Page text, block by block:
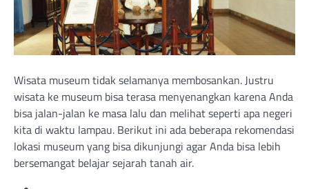
Wisata museum tidak selamanya membosankan. Justru
wisata ke museum bisa terasa menyenangkan karena Anda
bisa jalan-jalan ke masa lalu dan melihat seperti apa negeri
kita di waktu lampau. Berikut ini ada beberapa rekomendasi
lokasi museum yang bisa dikunjungi agar Anda bisa lebih
bersemangat belajar sejarah tanah air.